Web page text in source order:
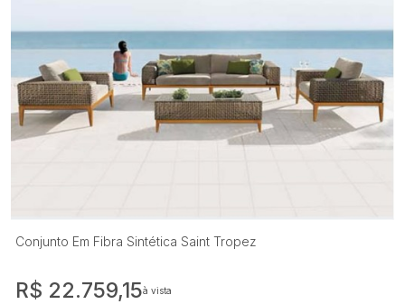
Conjunto Em Fibra Sintética Saint Tropez
R$ 22.759,15à vista